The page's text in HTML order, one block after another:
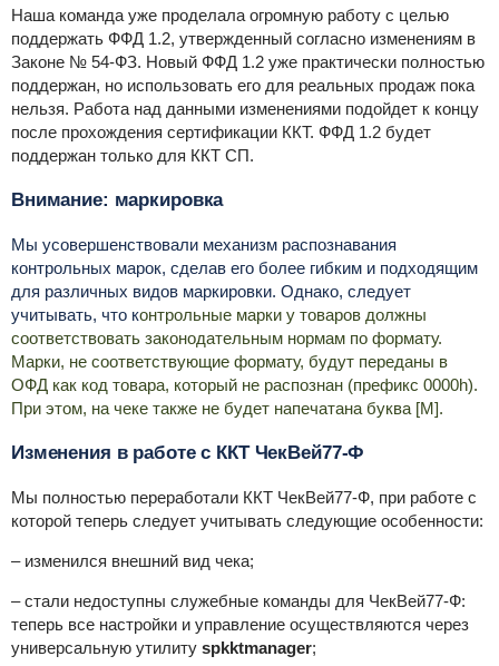
Наша команда уже проделала огромную работу с целью
поддержать ФФД 1.2, утвержденный согласно изменениям в
Законе № 54-ФЗ. Новый ФФД 1.2 уже практически полностью
поддержан, но использовать его для реальных продаж пока
нельзя. Работа над данными изменениями подойдет к концу
после прохождения сертификации ККТ. ФФД 1.2 будет
поддержан только для ККТ СП.
Внимание: маркировка
Мы усовершенствовали механизм распознавания
контрольных марок, сделав его более гибким и подходящим
для различных видов маркировки. Однако, следует
учитывать, что контрольные марки у товаров должны
соответствовать законодательным нормам по формату.
Марки, не соответствующие формату, будут переданы в
ОФД как код товара, который не распознан (префикс 0000h).
При этом, на чеке также не будет напечатана буква [М].
Изменения в работе с ККТ ЧекВей77-Ф
Мы полностью переработали ККТ ЧекВей77-Ф, при работе с
которой теперь следует учитывать следующие особенности:
– изменился внешний вид чека;
–стали недоступны служебные команды для ЧекВей77-Ф:
теперь все настройки и управление осуществляются через
универсальную утилиту spkktmanager;